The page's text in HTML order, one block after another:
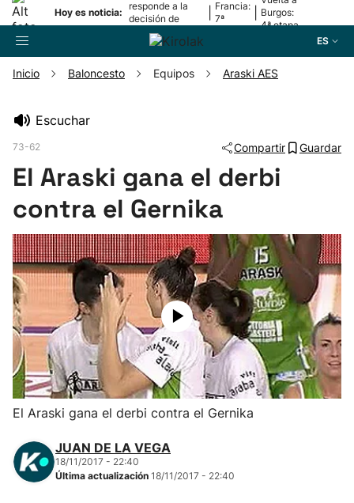
Hoy es noticia:
responde a la
decisión de
Oriamendi
Francia:
7ª
Burgos:
4ª etapa
ES
Pelota
Remo
Baloncesto
Ciclismo
Herri-kirolak
Balonmano
Kirolak 360
Inicio Baloncesto Equipos Araski AES
Escuchar
73-62 Compartir Guardar
El Araski gana el derbi
contra el Gernika
El Araski gana el derbi contra el Gernika
JUAN DE LA VEGA
18/11/2017 - 22:40
Última actualización 18/11/2017 - 22:40